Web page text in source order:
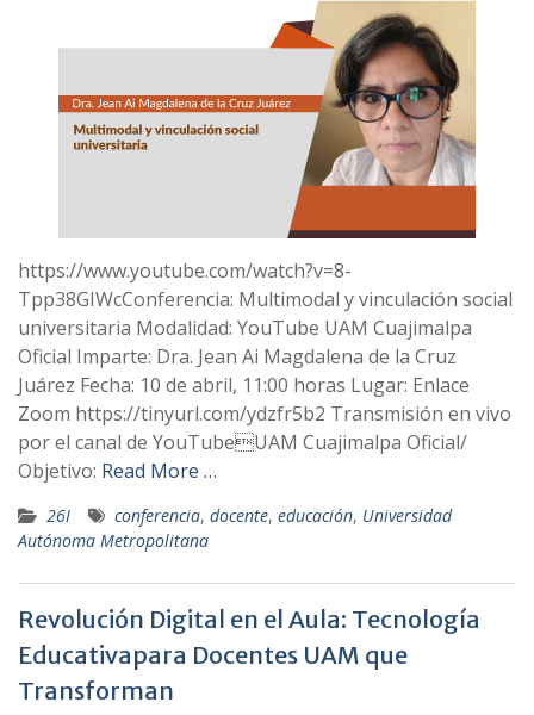
https://www.youtube.com/watch?v=8-
Tpp38GIWcConferencia: Multimodal y vinculación social
universitaria Modalidad: YouTube UAM Cuajimalpa
Oficial Imparte: Dra. Jean Ai Magdalena de la Cruz
Juárez Fecha: 10 de abril, 11:00 horas Lugar: Enlace
Zoom https://tinyurl.com/ydzfr5b2 Transmisión en vivo
por el canal de YouTubeUAM Cuajimalpa Oficial/
Objetivo: Read More …
26I conferencia, docente, educación, Universidad
Autónoma Metropolitana
Revolución Digital en el Aula: Tecnología
Educativapara Docentes UAM que
Transforman